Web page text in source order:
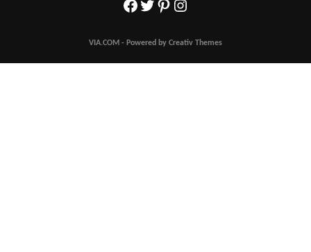
VIA.COM - Powered by Creativ Themes